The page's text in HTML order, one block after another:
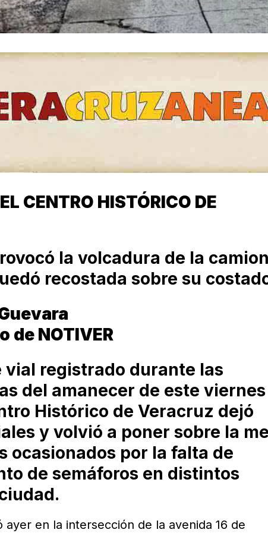
CENTRO HISTÓRICO DE
la volcadura de la
recostada sobre su
de NOTIVER
vial registrado durante las
del amanecer de este viernes
Histórico de Veracruz dejó
y volvió a poner sobre la
ocasionados por la falta de
de semáforos en distintos
ayer en la intersección de la avenida 16 de